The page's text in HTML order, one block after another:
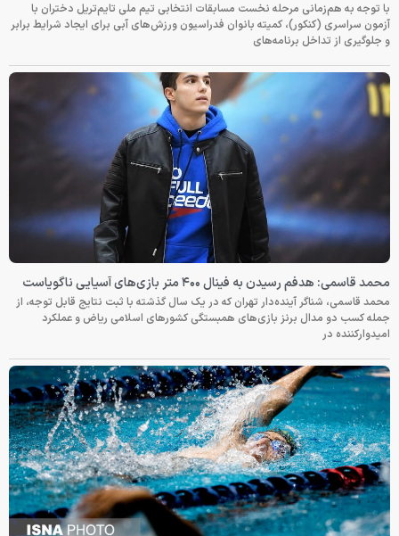
با توجه به هم‌زمانی مرحله نخست مسابقات انتخابی تیم ملی تایم‌تریل دختران با
آزمون سراسری (کنکور)، کمیته بانوان فدراسیون ورزش‌های آبی برای ایجاد شرایط برابر
و جلوگیری از تداخل برنامه‌های
محمد قاسمی: هدفم رسیدن به فینال ۴۰۰ متر بازی‌های آسیایی ناگویاست
محمد قاسمی، شناگر آینده‌دار تهران که در یک سال گذشته با ثبت نتایج قابل توجه، از
جمله کسب دو مدال برنز بازی‌های همبستگی کشورهای اسلامی ریاض و عملکرد
امیدوارکننده در